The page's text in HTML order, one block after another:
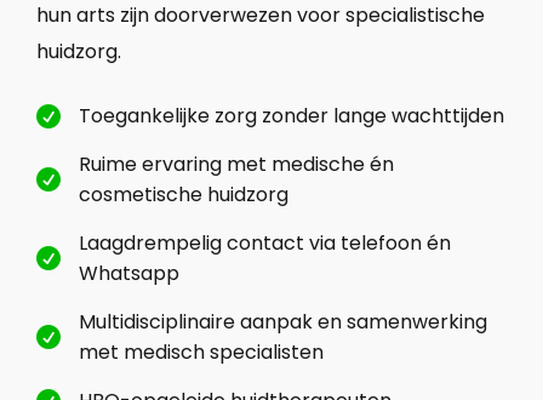
hun arts zijn doorverwezen voor specialistische
huidzorg.
 Toegankelijke zorg zonder lange wachttijden

Ruime ervaring met medische én
cosmetische huidzorg

Laagdrempelig contact via telefoon én
Whatsapp

Multidisciplinaire aanpak en samenwerking
met medisch specialisten